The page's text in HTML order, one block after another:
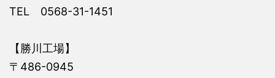
TEL 0568-31-1451
【勝川工場】
〒486-0945